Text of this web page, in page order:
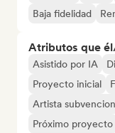
Baja fidelidad
Atributos que
Asistido por IA
Proyecto inicial
Artista
Próximo proyecto